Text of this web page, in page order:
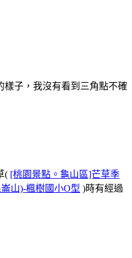
樣子，我沒有看到三角點不確
( [桃園景點。龜山區]芒草季
山)-楓樹國小O型 )時有經過